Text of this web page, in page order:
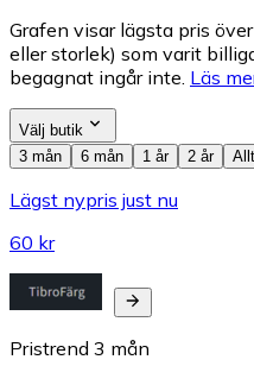
Grafen visar lägsta pris
eller storlek) som varit
begagnat ingår inte. Läs
Välj butik
3 mån
6 mån 1 år 2 år Allt
Lägst nypris just nu
60 kr
Pristrend 3 mån